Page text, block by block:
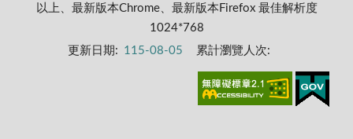
以上、最新版本Chrome、最新版本Firefox 最佳解析度
1024*768
更新日期: 115-08-05 累計瀏覽人次: